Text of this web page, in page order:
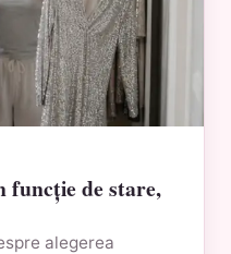
funcție de stare,
alegerea